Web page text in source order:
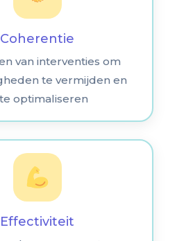
Coherentie
van interventies om
te vermijden en
optimaliseren
Effectiviteit